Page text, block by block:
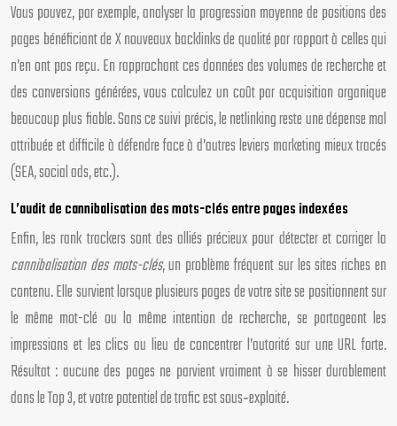
Vous pouvez, par exemple, analyser la progression moyenne de positions des
pages bénéficiant de X nouveaux backlinks de qualité par rapport à celles qui
n’en ont pas reçu. En rapprochant ces données des volumes de recherche et
des conversions générées, vous calculez un coût par acquisition organique
beaucoup plus fiable. Sans ce suivi précis, le netlinking reste une dépense mal
attribuée et difficile à défendre face à d’autres leviers marketing mieux tracés
(SEA, social ads, etc.).
L’audit de cannibalisation des mots-clés entre pages indexées
Enfin, les rank trackers sont des alliés précieux pour détecter et corriger la
cannibalisation des mots-clés, un problème fréquent sur les sites riches en
contenu. Elle survient lorsque plusieurs pages de votre site se positionnent sur
le même mot-clé ou la même intention de recherche, se partageant les
impressions et les clics au lieu de concentrer l’autorité sur une URL forte.
Résultat : aucune des pages ne parvient vraiment à se hisser durablement
dans le Top 3, et votre potentiel de trafic est sous‑exploité.